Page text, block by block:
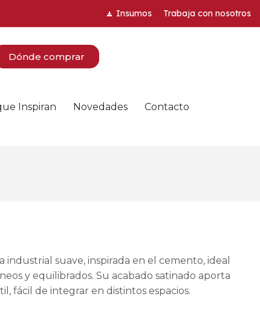
Insumos Trabaja con nosotros
Dónde comprar
Inspiran Novedades Contacto
suave, inspirada en el cemento, ideal
y equilibrados. Su acabado satinado aporta
fácil de integrar en distintos espacios.